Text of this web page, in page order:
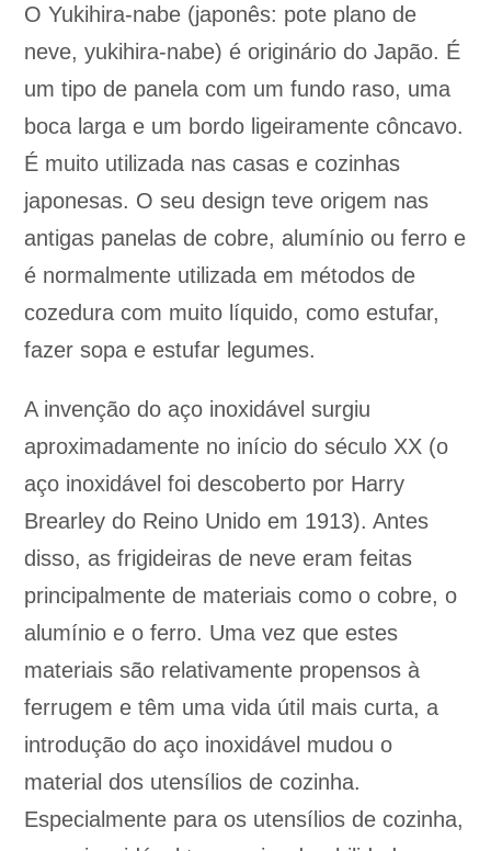
O Yukihira-nabe (japonês: pote plano de
neve, yukihira-nabe) é originário do Japão. É
um tipo de panela com um fundo raso, uma
boca larga e um bordo ligeiramente côncavo.
É muito utilizada nas casas e cozinhas
japonesas. O seu design teve origem nas
antigas panelas de cobre, alumínio ou ferro e
é normalmente utilizada em métodos de
cozedura com muito líquido, como estufar,
fazer sopa e estufar legumes.
A invenção do aço inoxidável surgiu
aproximadamente no início do século XX (o
aço inoxidável foi descoberto por Harry
Brearley do Reino Unido em 1913). Antes
disso, as frigideiras de neve eram feitas
principalmente de materiais como o cobre, o
alumínio e o ferro. Uma vez que estes
materiais são relativamente propensos à
ferrugem e têm uma vida útil mais curta, a
introdução do aço inoxidável mudou o
material dos utensílios de cozinha.
Especialmente para os utensílios de cozinha,